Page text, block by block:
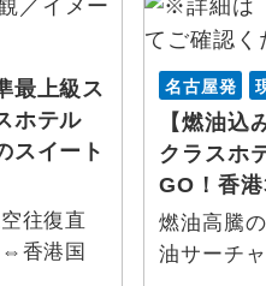
最上級ス
ホテル
スイート
往復直
香港国
名古屋発
【燃油込
クラスホ
GO！香
燃油高騰
油サーチ